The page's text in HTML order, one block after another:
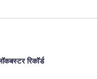
रिकॉर्ड